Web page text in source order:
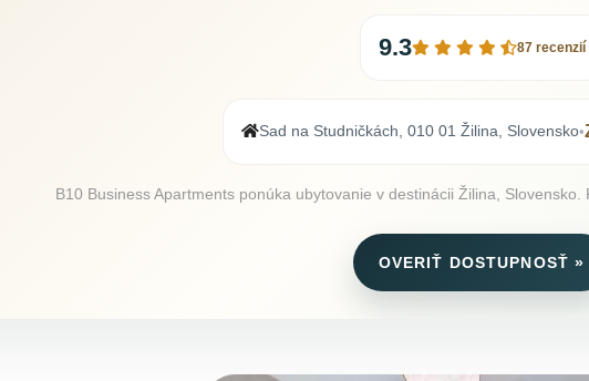
9.3 87 recenzií
Sad na Studničkách, 010 01 Žilina, Slovensko•
B10 Business Apartments ponúka ubytovanie v destinácii Žilina,
OVERIŤ DOSTUPNOSŤ »